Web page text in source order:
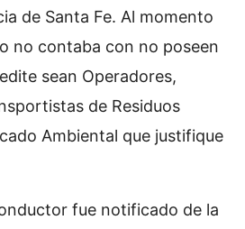
de Santa Fe. Al momento
no contaba con no poseen
sean Operadores,
de Residuos
Ambiental que justifique
fue notificado de la